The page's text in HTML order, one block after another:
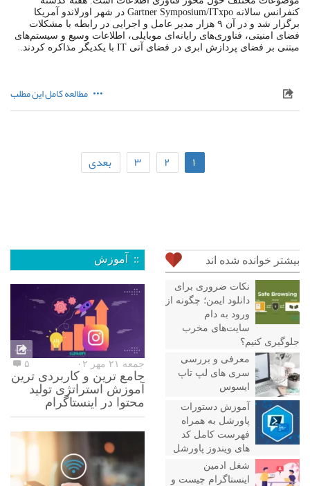
کنفرانس سالانه Gartner Symposium/ITxpo در شهر اورلاندو آمریکا
برگزار شد و در آن ۹ هزار مدیر عامل و اجرایی در رابطه با مشکلات
فضای امنیتی، فناوری‌های رایانه‌ای موبایلی، اطلاعات وسیع و سیستم‌های
مبتنی بر فضای پردازش ابری در فضای آتی IT با یکدیگر مذاکره کردند.
مطالعه کامل این مطلب
۱ ۲ ۳ بعدی
بیشتر خوانده شده اند
نکات ضروری برای
دانلود ایمن؛ چگونه از
ورود به دام
سایت‌های مخرب
جلوگیری کنیم؟
معرفی و بررسی
سری های لپ تاپ
ایسوس
آموزش دستورات
پاورشل به همراه
فهرست کامل کد
های ویندوز پاورشل
شغل ادمین
اینستاگرام چیست و
:: آموزش
جمعه ۲۱ مهر ۰۲ ۵
جامع ترین و کاربردی ترین
آموزش استراتژی تولید
محتوا در اینستاگرام